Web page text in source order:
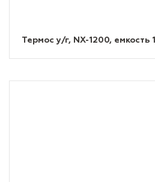
Термос у/г, NX-1200, емкость